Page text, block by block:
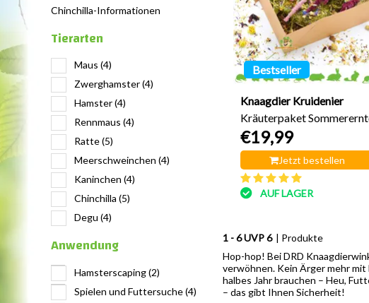
Chinchilla-Informationen
Tierarten
Maus (4)
Zwerghamster(4)
Hamster(4)
Rennmaus (4)
Ratte(5)
Meerschweinchen (4)
Kaninchen (4)
Chinchilla (5)
Degu (4)
Anwendung
Hamsterscaping(2)
Spielen und Futtersuche(4)
Bestseller
Knaagdier Kruidenier
Kräuterpaket
€19,99
Jetzt bestellen
AUF LAGER
1 - 6 UVP 6 | Produkte
Hop-hop! Bei DRD
verwöhnen. Kein Ärger mehr
halbes Jahr brauchen – Heu,
– das gibt Ihnen Sicherheit!